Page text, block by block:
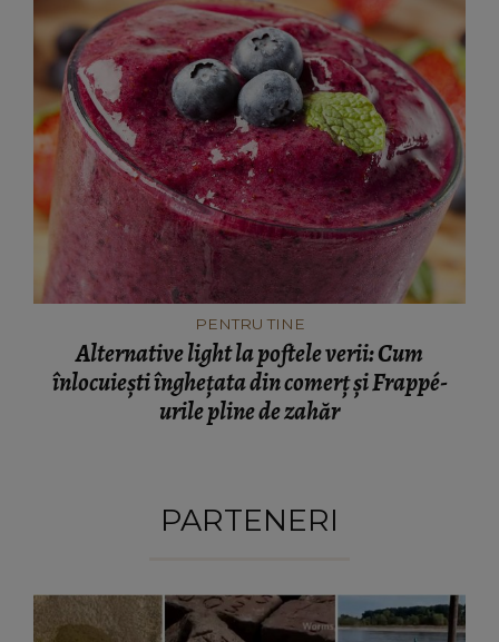
PENTRU TINE
Alternative light la poftele verii: Cum
înlocuiești înghețata din comerț și Frappé-
urile pline de zahăr
PARTENERI